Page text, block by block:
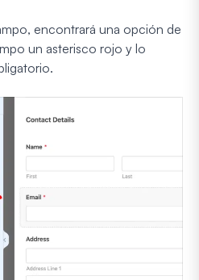
encontrará una opción de
un asterisco rojo y lo